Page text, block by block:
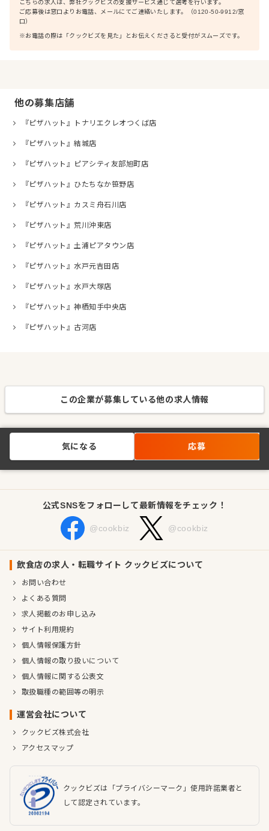
こちらの求人は、弊社クックビズの支援サービス通じて選考を行います。
ご応募後は窓口よりお電話、メールにてご連絡いたします。（0120-50-9912/窓
口）
※お電話の際は「クックビズを見た」とお伝えくださると受付がスムーズです。
他の募集店舗
『ピザハット』トナリエクレオつくば店
『ピザハット』結城店
『ピザハット』ピアシティ友部旭町店
『ピザハット』ひたちなか笹野店
『ピザハット』カスミ舟石川店
『ピザハット』荒川沖東店
『ピザハット』土浦ピアタウン店
『ピザハット』水戸元吉田店
『ピザハット』水戸大塚店
『ピザハット』神栖知手中央店
『ピザハット』古河店
この企業が募集している他の求人情報
気になる 応募
公式SNSをフォローして最新情報をチェック！
@cookbiz @cookbiz
飲食店の求人・転職サイト クックビズについて
お問い合わせ
よくある質問
求人掲載のお申し込み
サイト利用規約
個人情報保護方針
個人情報の取り扱いについて
個人情報に関する公表文
取扱職種の範囲等の明示
運営会社について
クックビズ株式会社
アクセスマップ
クックビズは「プライバシーマーク」使用許諾業者と
して認定されています。